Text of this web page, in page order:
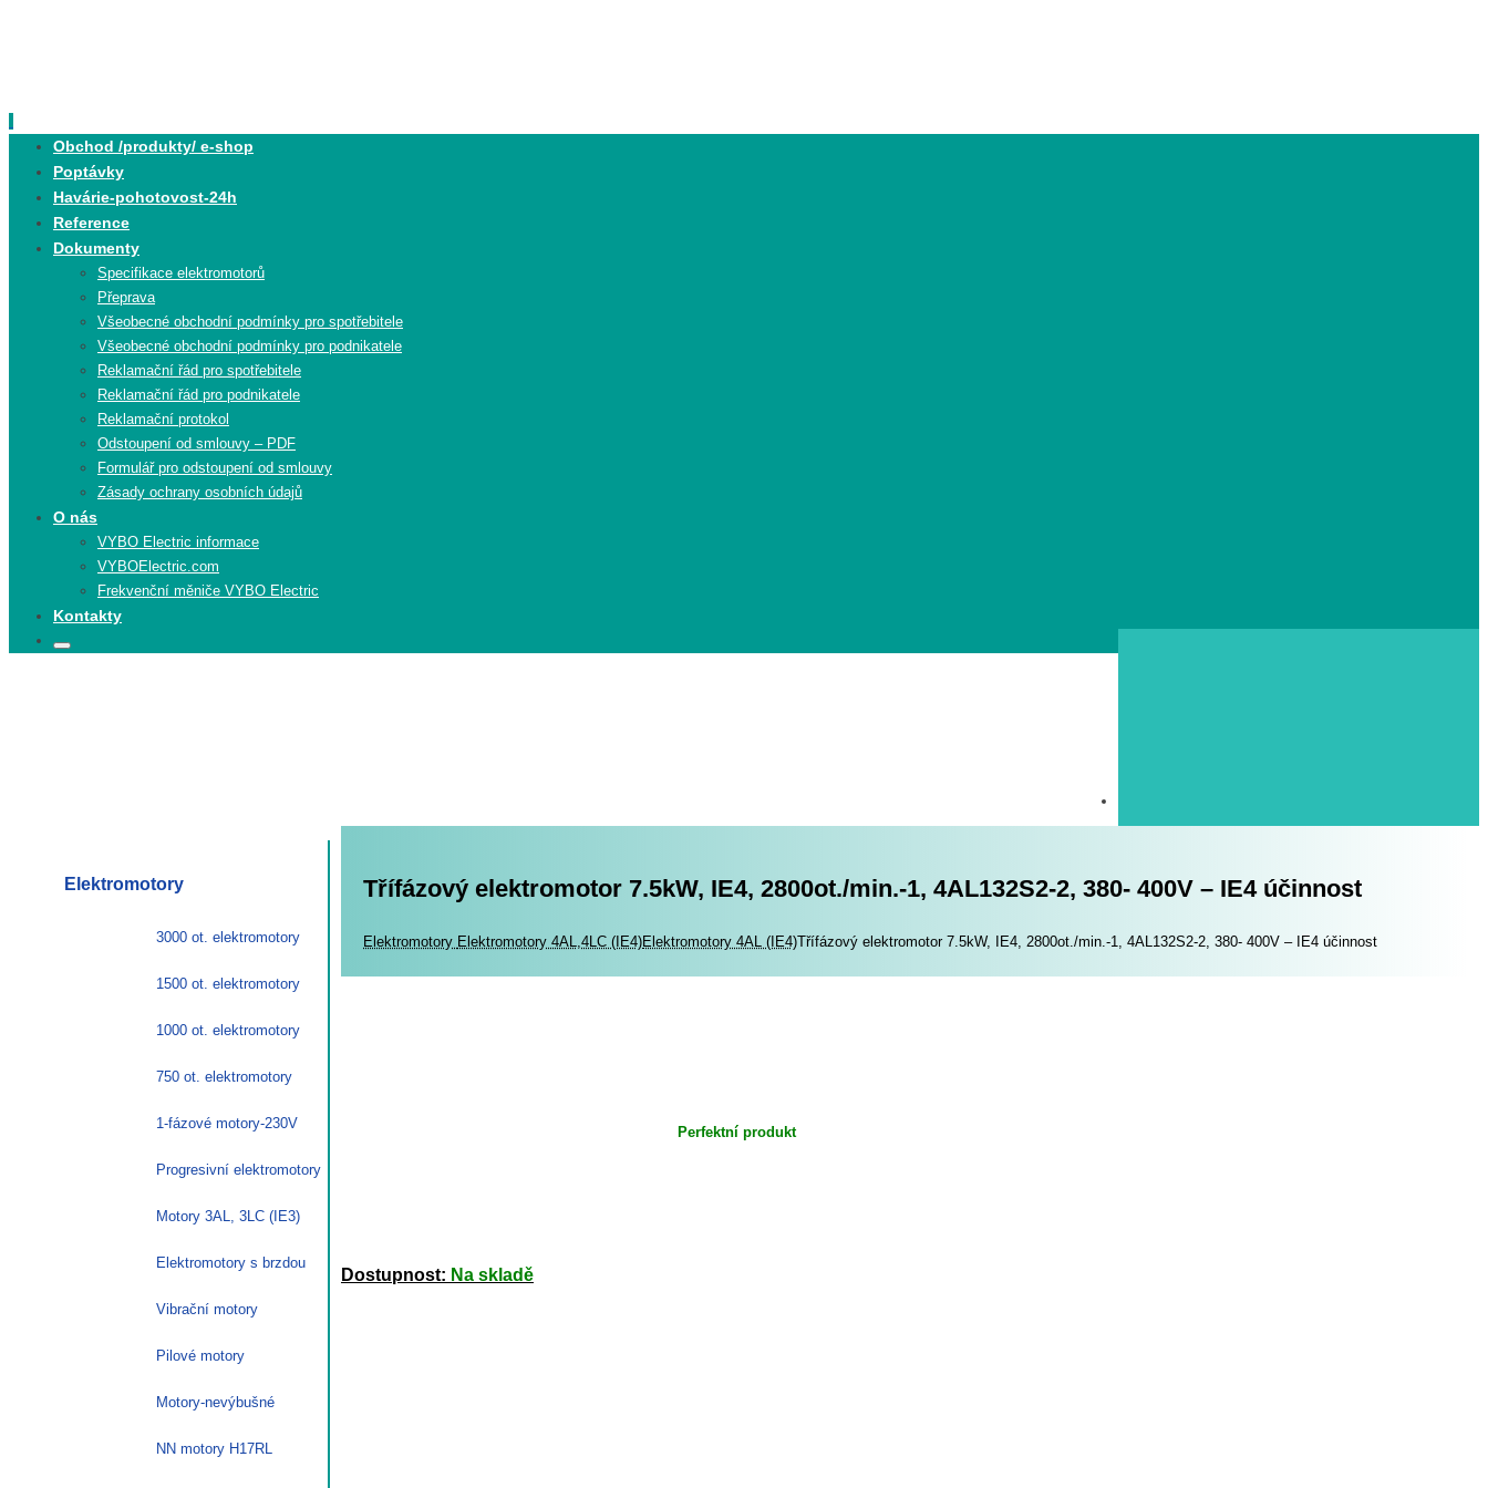
content
Obchod /produkty/ e-shop
Poptávky
Havárie-pohotovost-24h
Reference
Dokumenty
Specifikace elektromotorů
Přeprava
Všeobecné obchodní podmínky pro spotřebitele
Všeobecné obchodní podmínky pro podnikatele
Reklamační řád pro spotřebitele
Reklamační řád pro podnikatele
Reklamační protokol
Odstoupení od smlouvy – PDF
Formulář pro odstoupení od smlouvy
Zásady ochrany osobních údajů
O nás
VYBO Electric informace
VYBOElectric.com
Frekvenční měniče VYBO Electric
Kontakty
Search
Search
Třífázový elektromotor 7.5kW, IE4, 2800ot./min.-1, 4AL132S2-2, 380- 400V – IE4 účinnost
Elektromotory Elektromotory
Elektromotory 4AL,4LC (IE4)Elektromotory 4AL (IE4)Třífázový elektromotor 7.5kW, IE4, 2800ot./min.-1, 4AL132S2-2, 380- 400V – IE4 účinnost
Perfektní produkt
Dostupnost: Na skladě
Elektromotory
3000 ot. elektromotory
1500 ot. elektromotory
1000 ot. elektromotory
750 ot. elektromotory
1-fázové motory-230V
Progresivní elektromotory
Motory 3AL, 3LC (IE3)
Elektromotory s brzdou
Vibrační motory
Pilové motory
Motory-nevýbušné
NN motory H17RL